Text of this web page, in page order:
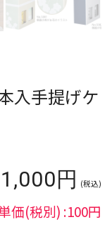
入手提げケ
円 (税込)
価(税別) :100円